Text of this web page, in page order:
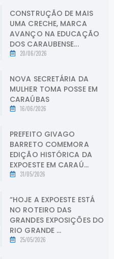
CONSTRUÇÃO DE MAIS
UMA CRECHE, MARCA
AVANÇO NA EDUCAÇÃO
DOS CARAUBENSE...
20/06/2026
NOVA SECRETÁRIA DA
MULHER TOMA POSSE EM
CARAÚBAS
16/06/2026
PREFEITO GIVAGO
BARRETO COMEMORA
EDIÇÃO HISTÓRICA DA
EXPOESTE EM CARAÚ...
31/05/2026
“HOJE A EXPOESTE ESTÁ
NO ROTEIRO DAS
GRANDES EXPOSIÇÕES DO
RIO GRANDE ...
25/05/2026